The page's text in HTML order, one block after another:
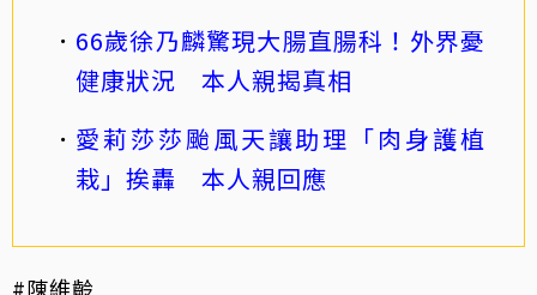
66歲徐乃麟驚現大腸直腸科！外界憂
健康狀況 本人親揭真相
愛莉莎莎颱風天讓助理「肉身護植
栽」挨轟 本人親回應
#陳維齡